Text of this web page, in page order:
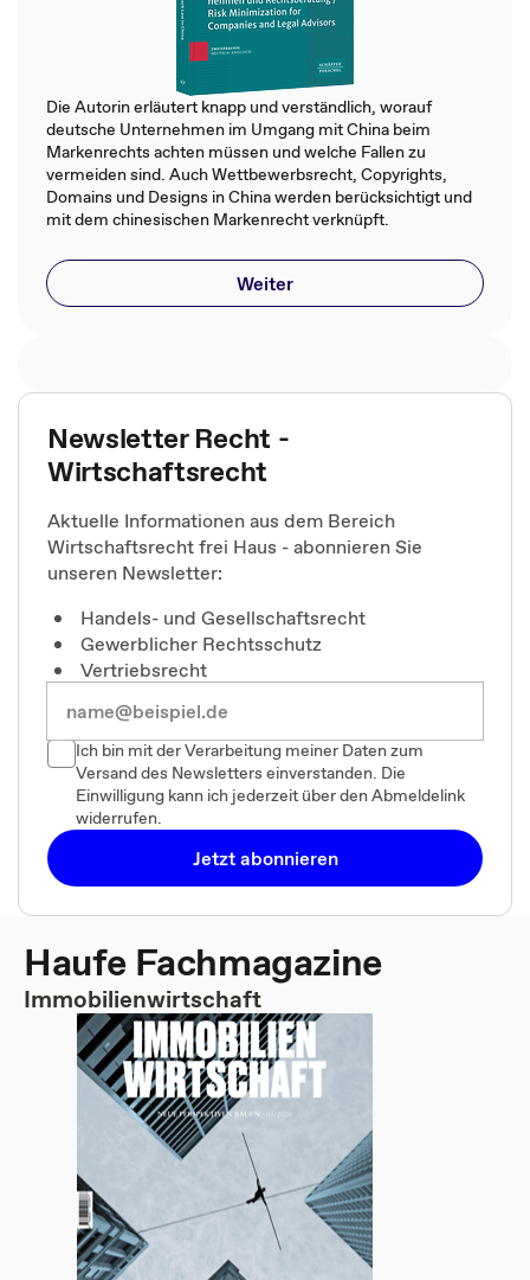
Die Autorin erläutert knapp und verständlich, worauf
deutsche Unternehmen im Umgang mit China beim
Markenrechts achten müssen und welche Fallen zu
vermeiden sind. Auch Wettbewerbsrecht, Copyrights,
Domains und Designs in China werden berücksichtigt und
mit dem chinesischen Markenrecht verknüpft.
Weiter
Newsletter Recht -
Wirtschaftsrecht
Aktuelle Informationen aus dem Bereich
Wirtschaftsrecht frei Haus - abonnieren Sie
unseren Newsletter:
Handels- und Gesellschaftsrecht
Gewerblicher Rechtsschutz
Vertriebsrecht
Ich bin mit der Verarbeitung meiner Daten zum
Versand des Newsletters einverstanden. Die
Einwilligung kann ich jederzeit über den Abmeldelink
widerrufen.
Jetzt abonnieren
Haufe Fachmagazine
Immobilienwirtschaft